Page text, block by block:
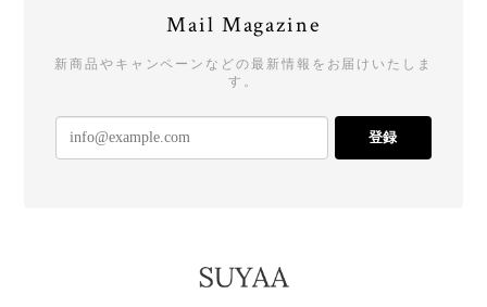
Mail Magazine
新商品やキャンペーンなどの最新情報をお届けいたしま
す。
登録